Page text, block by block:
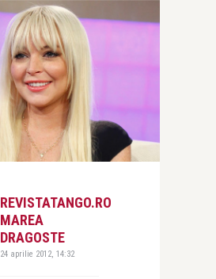
REVISTATANGO.RO
MAREA
DRAGOSTE
24 aprilie 2012, 14:32